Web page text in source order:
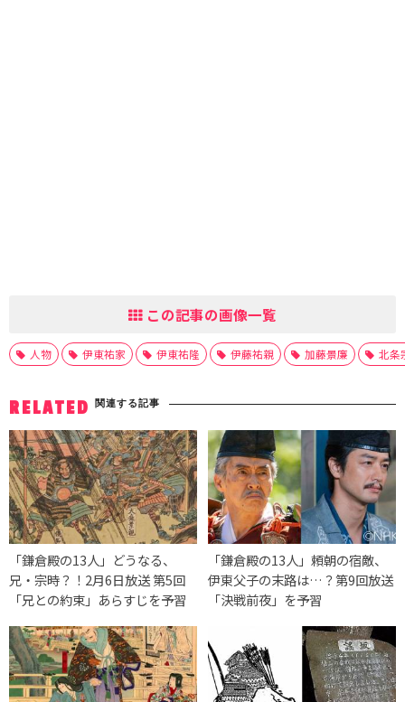
この記事の画像一覧
人物 伊東祐家 伊東祐隆 伊藤祐親 加藤景廉 北条
RELATED 関連する記事
「鎌倉殿の13人」どうなる、
兄・宗時？！2月6日放送 第5回
「兄との約束」あらすじを予習
「鎌倉殿の13人」頼朝の宿敵、
伊東父子の末路は…？第9回放送
「決戦前夜」を予習